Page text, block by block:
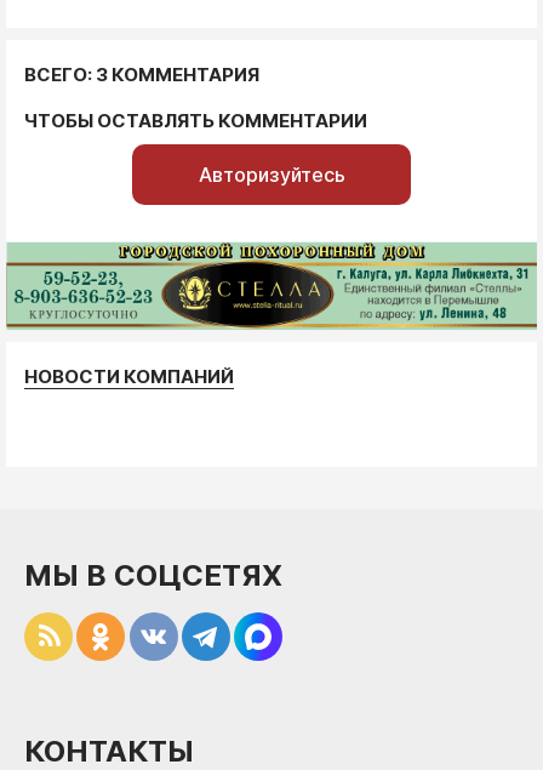
ВСЕГО: 3 КОММЕНТАРИЯ
ЧТОБЫ ОСТАВЛЯТЬ КОММЕНТАРИИ
Авторизуйтесь
НОВОСТИ КОМПАНИЙ
МЫ В СОЦСЕТЯХ
КОНТАКТЫ